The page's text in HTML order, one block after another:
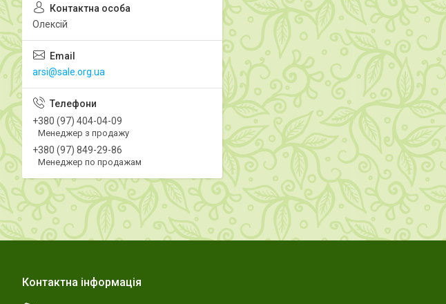
Олексій
arsi@sale.org.ua
+380 (97) 404-04-09
Менеджер з продажу
+380 (97) 849-29-86
Менеджер по продажам